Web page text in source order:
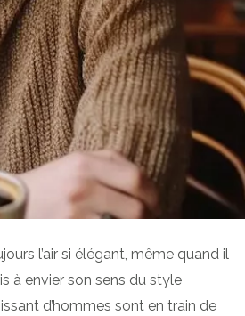
l’air si élégant, même quand il
à envier son sens du style
d’hommes sont en train de